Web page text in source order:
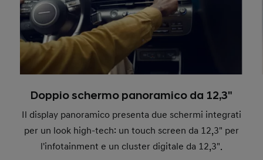
Doppio schermo panoramico da 12,3"
Il display panoramico presenta due schermi integrati
per un look high-tech: un touch screen da 12,3" per
l'infotainment e un cluster digitale da 12,3".